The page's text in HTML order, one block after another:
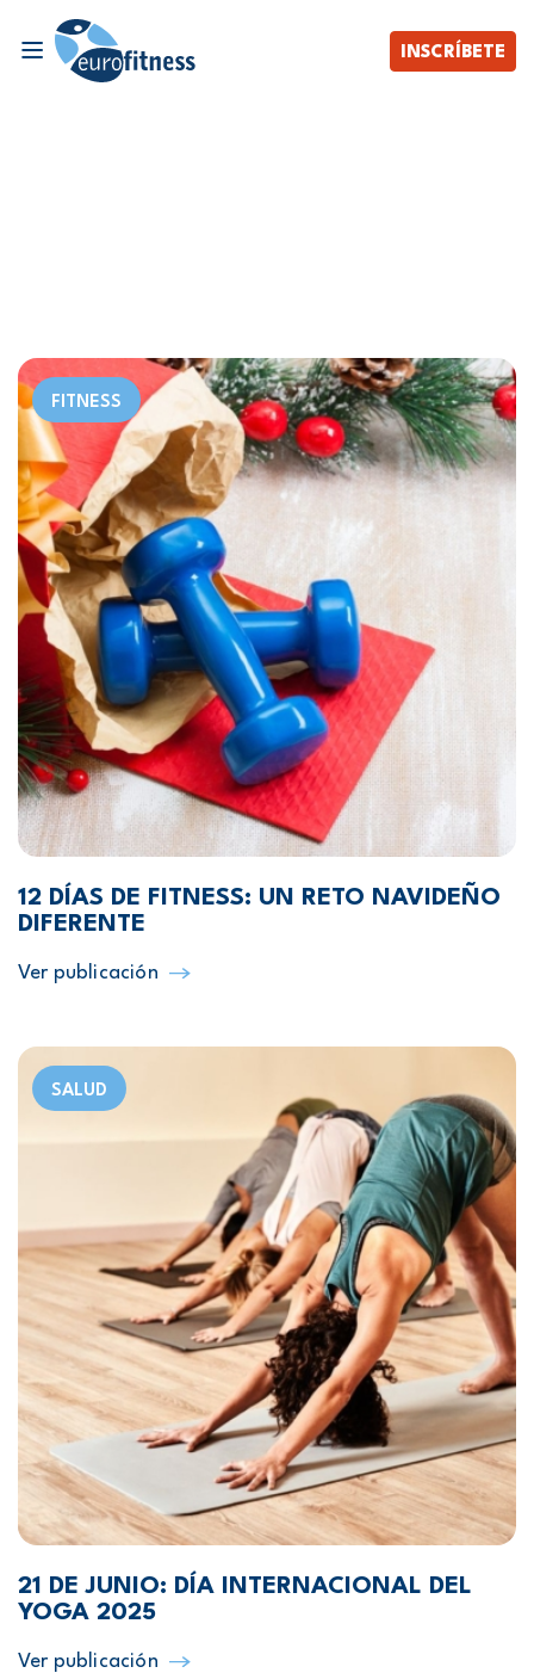
INSCRÍBETE
FITNESS
12 DÍAS DE FITNESS: UN RETO NAVIDEÑO
DIFERENTE
Ver publicación
SALUD
21 DE JUNIO: DÍA INTERNACIONAL DEL
YOGA 2025
Ver publicación